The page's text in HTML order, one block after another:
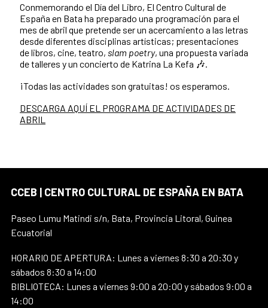
Conmemorando el Día del Libro, El Centro Cultural de
España en Bata ha preparado una programación para el
mes de abril que pretende ser un acercamiento a las letras
desde diferentes disciplinas artísticas; presentaciones
de libros, cine, teatro, slam poetry, una propuesta variada
de talleres y un concierto de Katrina La Kefa 🎶.
¡Todas las actividades son gratuitas! os esperamos.
DESCARGA AQUÍ EL PROGRAMA DE ACTIVIDADES DE
ABRIL
CCEB | CENTRO CULTURAL DE ESPAÑA EN BATA
Paseo Lumu Matindi s/n, Bata, Provincia Litoral, Guinea
Ecuatorial
HORARIO DE APERTURA: Lunes a viernes 8:30 a 20:30 y
sábados 8:30 a 14:00
BIBLIOTECA: Lunes a viernes 9:00 a 20:00 y sábados 9:00 a
14:00